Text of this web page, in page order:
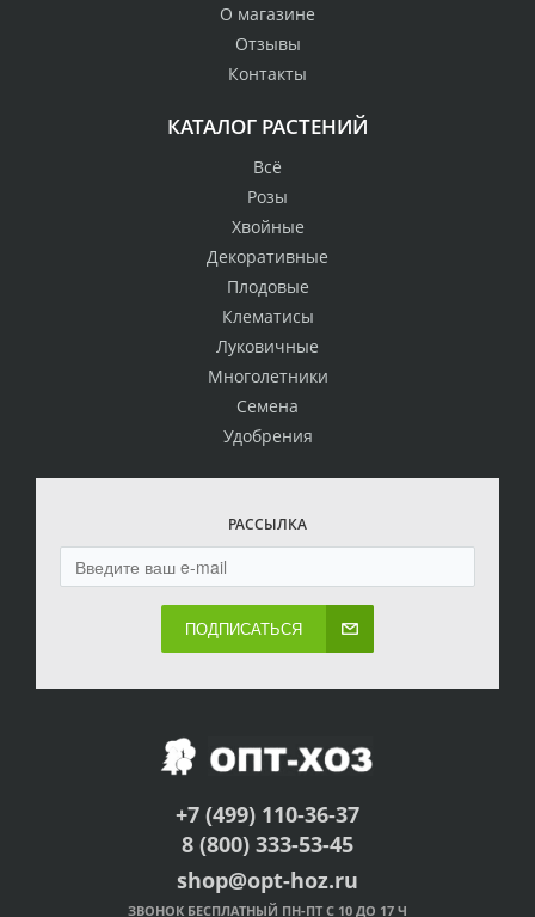
О магазине
Отзывы
Контакты
КАТАЛОГ РАСТЕНИЙ
Всё
Розы
Хвойные
Декоративные
Плодовые
Клематисы
Луковичные
Многолетники
Семена
Удобрения
РАССЫЛКА
ПОДПИСАТЬСЯ
+7 (499) 110-36-37
8 (800) 333-53-45
shop@opt-hoz.ru
ЗВОНОК БЕСПЛАТНЫЙ ПН-ПТ С 10 ДО 17 Ч